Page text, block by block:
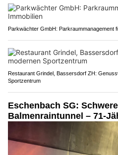
Parkwächter GmbH: Parkraummanagement
Restaurant Grindel, Bassersdorf ZH:
Sportzentrum
Eschenbach SG:
Balmenraintunnel – 71-